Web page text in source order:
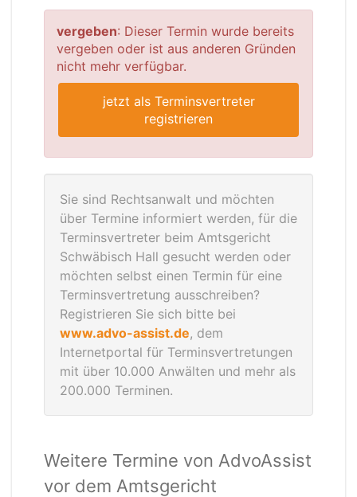
vergeben: Dieser Termin wurde bereits
vergeben oder ist aus anderen Gründen
nicht mehr verfügbar.
jetzt als Terminsvertreter
registrieren
Sie sind Rechtsanwalt und möchten
über Termine informiert werden, für die
Terminsvertreter beim Amtsgericht
Schwäbisch Hall gesucht werden oder
möchten selbst einen Termin für eine
Terminsvertretung ausschreiben?
Registrieren Sie sich bitte bei
www.advo-assist.de, dem
Internetportal für Terminsvertretungen
mit über 10.000 Anwälten und mehr als
200.000 Terminen.
Weitere Termine von AdvoAssist
vor dem Amtsgericht